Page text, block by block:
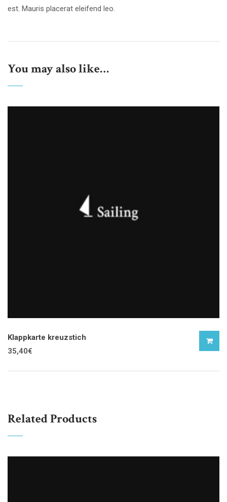
est. Mauris placerat eleifend leo.
You may also like…
Klappkarte kreuzstich
35,40€
Related Products